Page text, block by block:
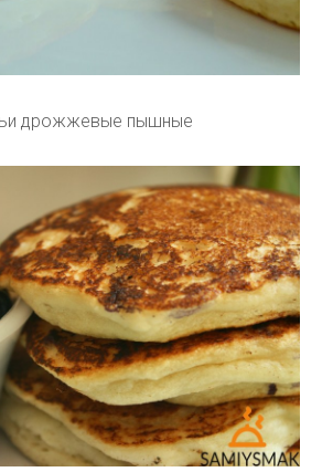
дрожжевые пышные